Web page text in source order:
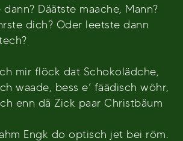
Däätste maache, Mann?
dich? Oder leetste dann
mir flöck dat Schokolädche,
waade, bess e’ fäädisch wöhr,
enn dä Zick paar Christbäum
Engk do optisch jet bei röm.